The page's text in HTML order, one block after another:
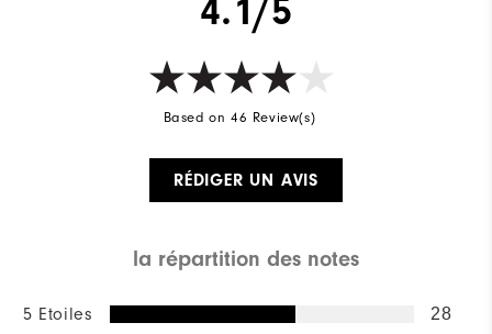
4.1/5
Based on 46 Review(s)
RÉDIGER UN AVIS
la répartition des notes
5 Etoiles 28